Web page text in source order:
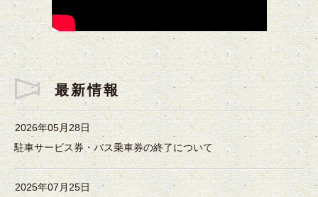
最新情報
2026年05月28日
駐車サービス券・バス乗車券の終了について
2025年07月25日